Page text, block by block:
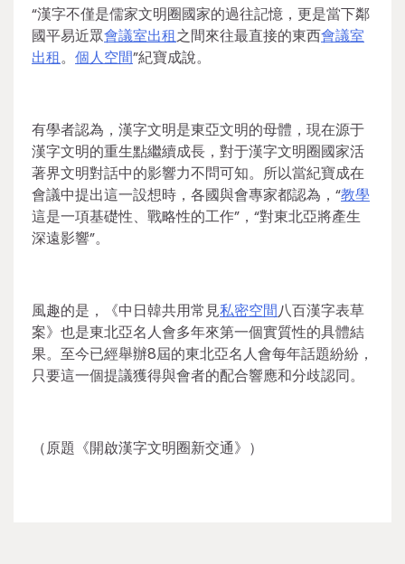
“漢字不僅是儒家文明圈國家的過往記憶，更是當下鄰
國平易近眾會議室出租之間來往最直接的東西會議室
出租。 個人空間”紀寶成說。
有學者認為，漢字文明是東亞文明的母體，現在源于
漢字文明的重生點繼續成長，對于漢字文明圈國家活
著界文明對話中的影響力不問可知。所以當紀寶成在
會議中提出這一設想時，各國與會專家都認為，“教學
這是一項基礎性、戰略性的工作”，“對東北亞將產生
深遠影響”。
風趣的是，《中日韓共用常見私密空間八百漢字表草
案》也是東北亞名人會多年來第一個實質性的具體結
果。至今已經舉辦8屆的東北亞名人會每年話題紛紛，
只要這一個提議獲得與會者的配合響應和分歧認同。
（原題《開啟漢字文明圈新交通》）